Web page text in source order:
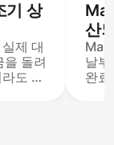
기 상
제 대
을 돌려
도 최
산
날
완